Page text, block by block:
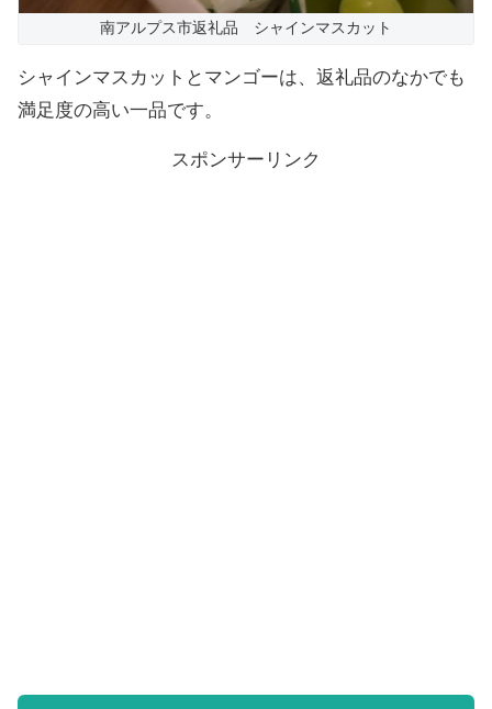
南アルプス市返礼品 シャインマスカット
シャインマスカットとマンゴーは、返礼品のなかでも
満足度の高い一品です。
スポンサーリンク